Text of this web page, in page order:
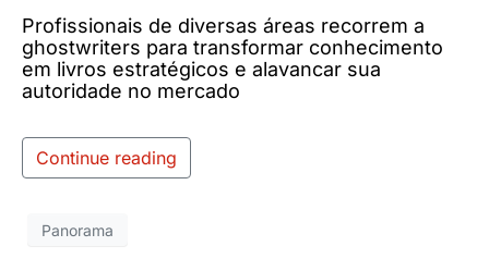
Profissionais de diversas áreas recorrem a
ghostwriters para transformar conhecimento
em livros estratégicos e alavancar sua
autoridade no mercado
Continue reading
Panorama